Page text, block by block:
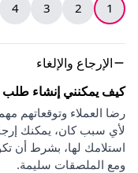
1
2
3
4
الإرجاع والإلغاء
كيف يمكنني إنشاء طلب
رضا العملاء وتوقعاتهم
استلامك لها، بشرط أن
ومع الملصقات سليمة.